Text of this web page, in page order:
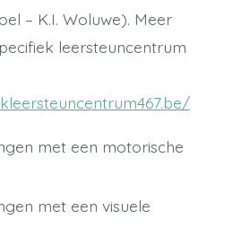
– K.I. Woluwe). Meer
leersteuncentrum
met een motorische
met een visuele